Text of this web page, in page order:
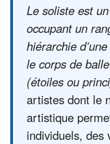
Le soliste est
occupant un
hiérarchie
le corps de
(étoiles ou
artistes dont le
artistique
individuels, des